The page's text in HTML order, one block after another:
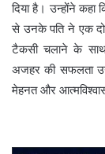
दिया है। उन्होंने कहा
से उनके पति ने एक
टैकसी चलाने के
अजहर की सफलता
मेहनत और